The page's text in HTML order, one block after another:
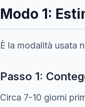
Modo 1:
È la modalità usata
Passo 1:
Circa 7-10 giorni